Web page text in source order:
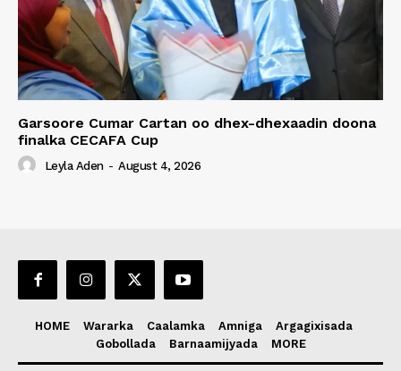
Garsoore Cumar Cartan oo dhex-dhexaadin doona
finalka CECAFA Cup
Leyla Aden - August 4, 2026
HOME Wararka Caalamka Amniga
Argagixisada
Gobollada
Barnaamijyada MORE